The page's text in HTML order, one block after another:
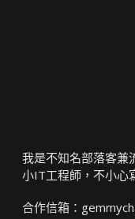
我是不知名部落客兼
小IT工程師，不小心
合作信箱：